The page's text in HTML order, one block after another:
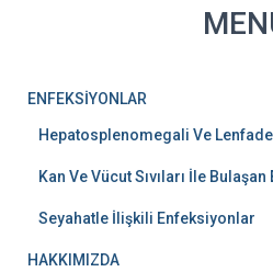
ENFEKSİYONLAR
Hepatosplenomegali Ve
Kan Ve Vücut Sıvıları İle
Seyahatle İlişkili Enfeksiyonlar
HAKKIMIZDA